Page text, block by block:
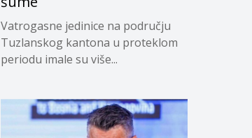
Vatrogasne jedinice na području
Tuzlanskog kantona u proteklom
periodu imale su više...